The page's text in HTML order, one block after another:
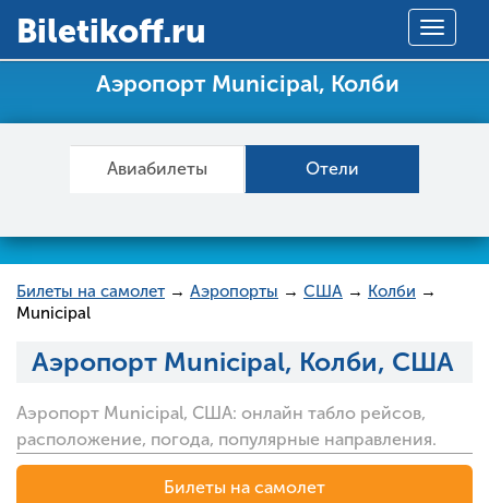
Toggle
Вiletikoff.ru
Аэропорт Municipal, Колби
Авиабилеты Отели
Билеты на самолет → Аэропорты → США → Колби →
Municipal
Аэропорт Municipal, Колби, США
Аэропорт Municipal, США: онлайн табло рейсов,
расположение, погода, популярные направления.
Билеты на самолет